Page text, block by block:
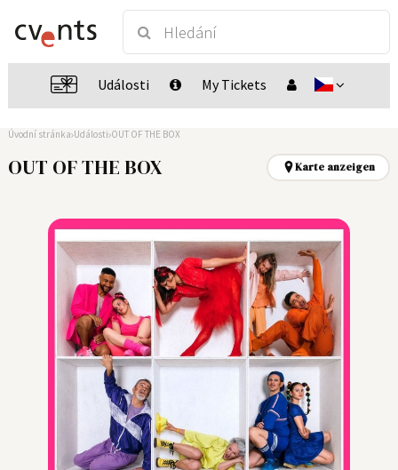
Události My Tickets
Úvodní stránka Události OUT OF THE BOX
OUT OF THE BOX Karte anzeigen